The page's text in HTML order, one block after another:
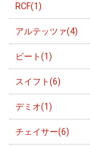
RCF(1)
アルテッツァ(4)
ビート(1)
スイフト(6)
デミオ(1)
チェイサー(6)